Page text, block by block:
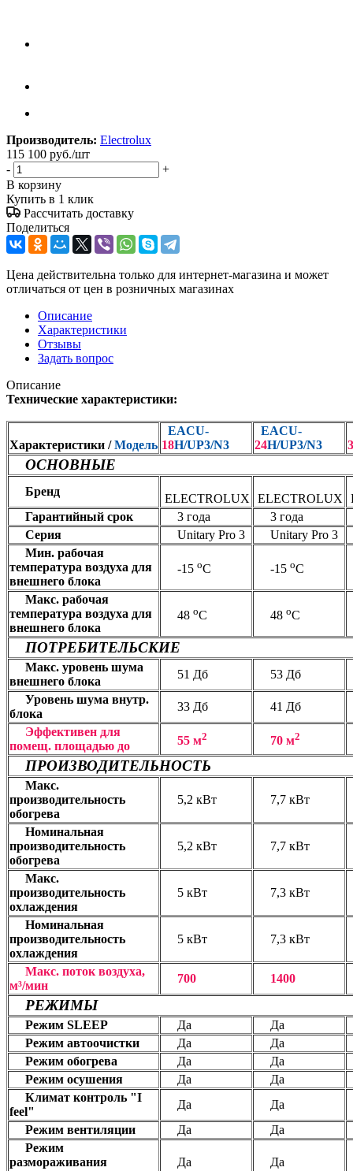
Производитель: Electrolux
115 100 руб./шт
-
+
В корзину
Купить в 1 клик
Рассчитать доставку
Поделиться
Цена действительна только для интернет-магазина и может
отличаться от цен в розничных магазинах
Описание
Характеристики
Отзывы
Задать вопрос
Описание
Технические характеристики:
Характеристики /Модель
EACU-
18H/UP3/N3
EACU-
24H/UP3/N3
ОСНОВНЫЕ
Бренд
ELECTROLUX ELECTROLUX
Гарантийный срок
3 года 3 года
Серия
Unitary Pro 3 Unitary Pro 3
Мин. рабочая
температура воздуха для
внешнего блока
-15 оС -15 оС
Макс. рабочая
температура воздуха для
внешнего блока
48 оС 48 оС
ПОТРЕБИТЕЛЬСКИЕ
Макс. уровень шума
внешнего блока
51 Дб 53 Дб
Уровень шума внутр.
блока
33 Дб 41 Дб
Эффективен для
помещ. площадью до
55 м2 70 м2
ПРОИЗВОДИТЕЛЬНОСТЬ
Макс.
производительность
обогрева
5,2 кВт 7,7 кВт
Номинальная
производительность
обогрева
5,2 кВт 7,7 кВт
Макс.
производительность
охлаждения
5 кВт 7,3 кВт
Номинальная
производительность
охлаждения
5 кВт 7,3 кВт
Макс. поток воздуха,
м³/мин
700 1400
РЕЖИМЫ
Режим SLEEP Да Да
Режим автоочистки
Да Да
Режим обогрева
Да Да
Режим осушения
Да Да
Климат контроль "I
feel"
Да Да
Режим вентиляции
Да Да
Режим
размораживания
Да Да